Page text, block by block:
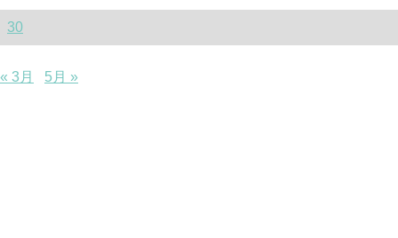
30
« 3月 5月 »